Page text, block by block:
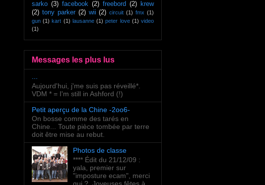
sarko (3) facebook (2) freebord (2)
krew
(2) tony parker (2) wii (2) circuit (1) fmx (1)
gun (1) kart (1) lausanne (1) peter love (1) video
(1)
Messages les plus lus
Aujourd'hui, j'me suis pas réveillé*.
VDM * = I'm still in Ashford (!)
Petit aperçu de la Chine -2oo6-
On bosse comme des tarés en
Chine... Toute pièce tombée par terre
doit être mise au rebut.
Photos de classe
**** Édit du 21/12/09 :
yala, premier sur
"imposture ecam", merci